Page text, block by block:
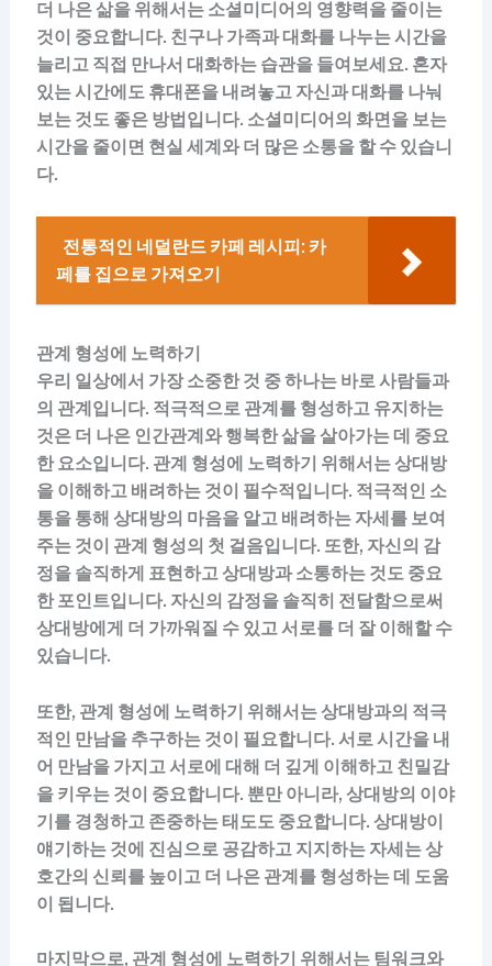
더 나은 삶을 위해서는 소셜미디어의 영향력을 줄이는
것이 중요합니다. 친구나 가족과 대화를 나누는 시간을
늘리고 직접 만나서 대화하는 습관을 들여보세요. 혼자
있는 시간에도 휴대폰을 내려놓고 자신과 대화를 나눠
보는 것도 좋은 방법입니다. 소셜미디어의 화면을 보는
시간을 줄이면 현실 세계와 더 많은 소통을 할 수 있습니
다.
전통적인 네덜란드 카페 레시피: 카
페를 집으로 가져오기
관계 형성에 노력하기
우리 일상에서 가장 소중한 것 중 하나는 바로 사람들과
의 관계입니다. 적극적으로 관계를 형성하고 유지하는
것은 더 나은 인간관계와 행복한 삶을 살아가는 데 중요
한 요소입니다. 관계 형성에 노력하기 위해서는 상대방
을 이해하고 배려하는 것이 필수적입니다. 적극적인 소
통을 통해 상대방의 마음을 알고 배려하는 자세를 보여
주는 것이 관계 형성의 첫 걸음입니다. 또한, 자신의 감
정을 솔직하게 표현하고 상대방과 소통하는 것도 중요
한 포인트입니다. 자신의 감정을 솔직히 전달함으로써
상대방에게 더 가까워질 수 있고 서로를 더 잘 이해할 수
있습니다.
또한, 관계 형성에 노력하기 위해서는 상대방과의 적극
적인 만남을 추구하는 것이 필요합니다. 서로 시간을 내
어 만남을 가지고 서로에 대해 더 깊게 이해하고 친밀감
을 키우는 것이 중요합니다. 뿐만 아니라, 상대방의 이야
기를 경청하고 존중하는 태도도 중요합니다. 상대방이
얘기하는 것에 진심으로 공감하고 지지하는 자세는 상
호간의 신뢰를 높이고 더 나은 관계를 형성하는 데 도움
이 됩니다.
마지막으로, 관계 형성에 노력하기 위해서는 팀워크와